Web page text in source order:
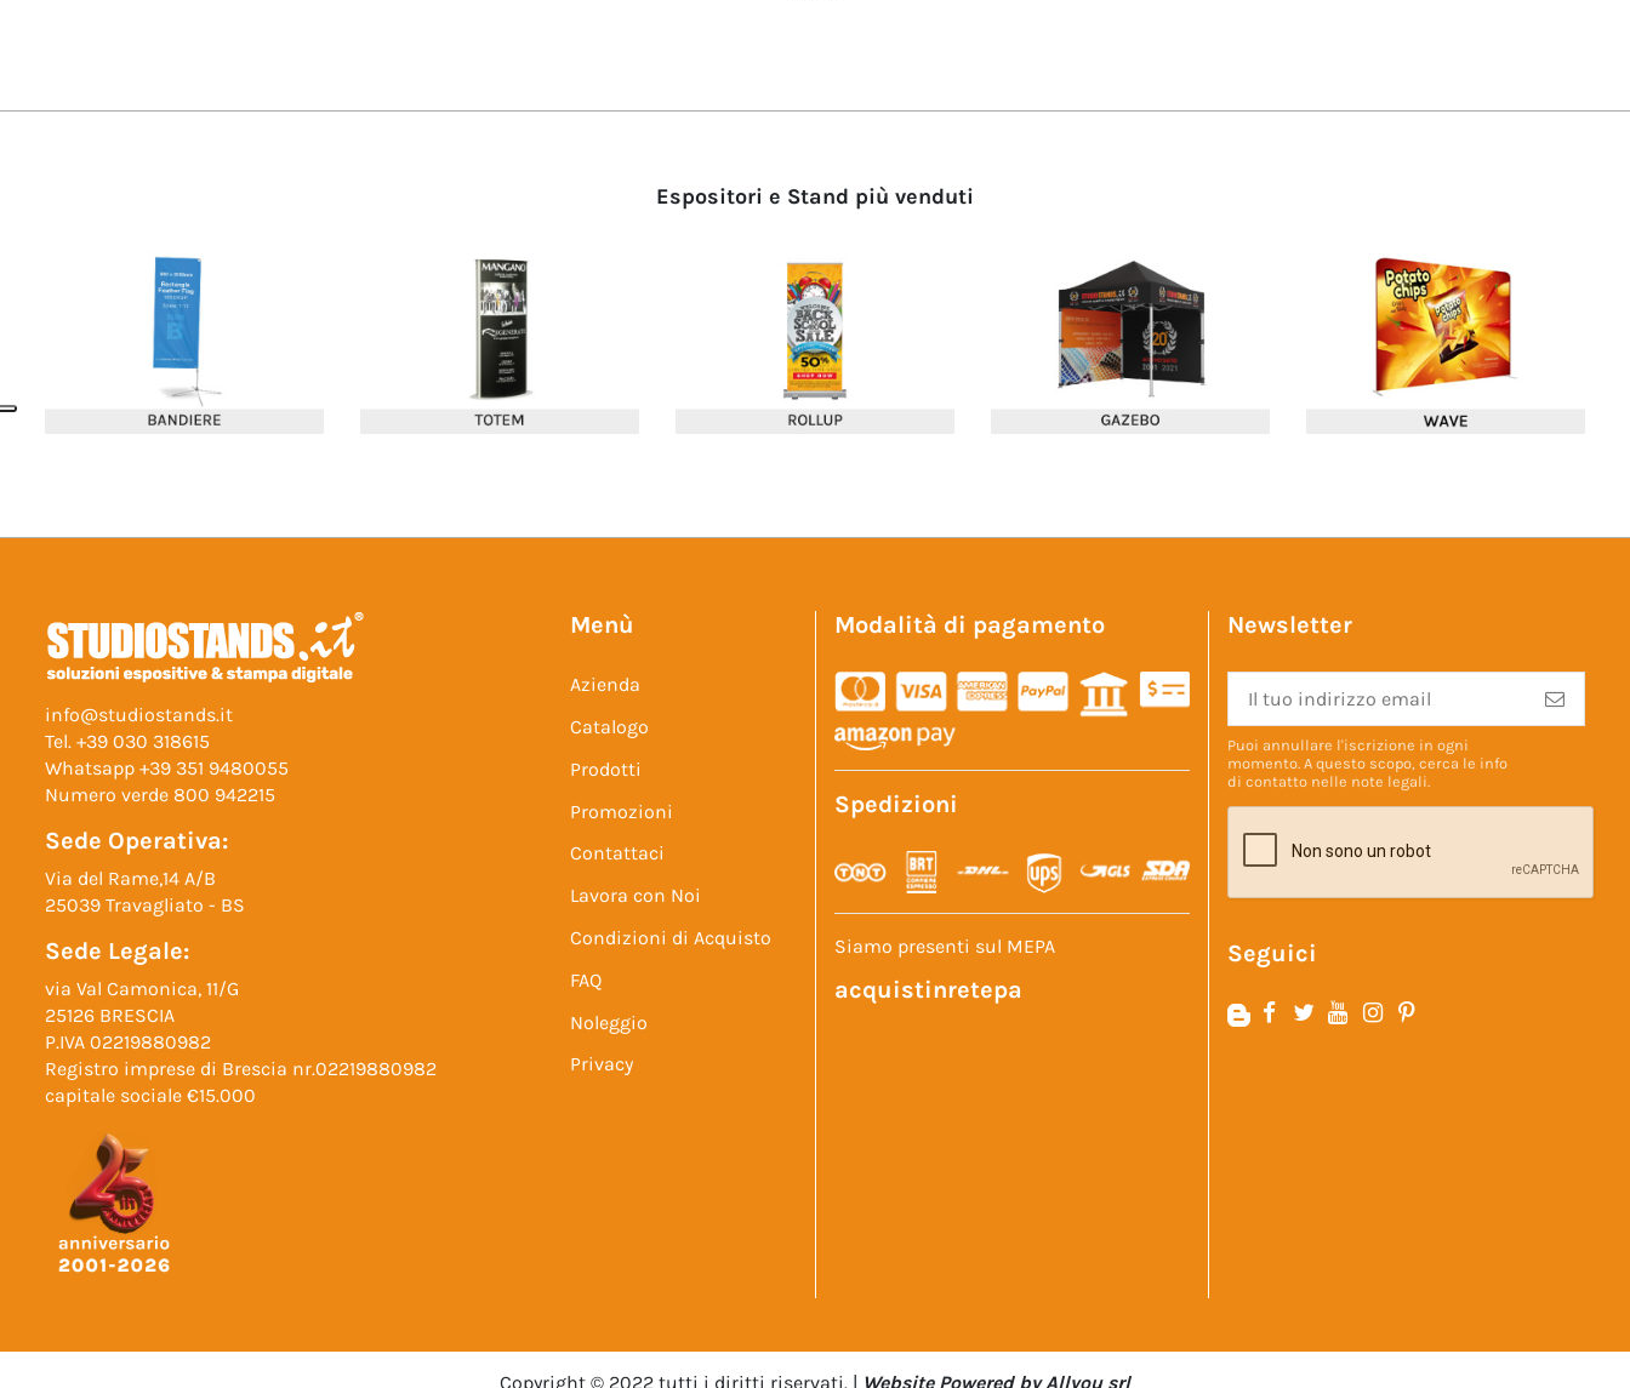
Espositori e Stand più venduti
info@studiostands.it
Tel. +39 030 318615
Whatsapp +39 351 9480055
Numero verde 800 942215
Sede Operativa:
Via del Rame,14 A/B
25039 Travagliato - BS
Sede Legale:
via Val Camonica, 11/G
25126 BRESCIA
P.IVA 02219880982
Registro imprese di Brescia nr.02219880982
capitale sociale €15.000
Menù
Azienda
Catalogo
Prodotti
Promozioni
Contattaci
Lavora con Noi
Condizioni di Acquisto
FAQ
Noleggio
Privacy
Modalità di pagamento
Spedizioni
Siamo presenti sul MEPA
acquistinretepa
Newsletter
Puoi annullare l'iscrizione in ogni
momento. A questo scopo, cerca le info
di contatto nelle note legali.
Seguici
Copyright © 2022 tutti i diritti riservati. | Website Powered by Allyou srl